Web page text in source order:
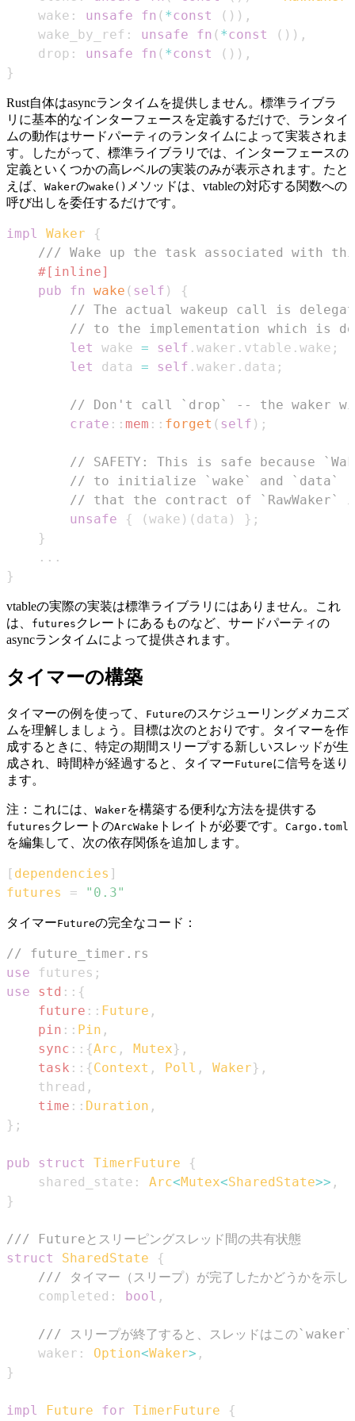
    wake
: unsafe fn ( *const ( ) ) ,
    wake_by_ref
: unsafe fn ( *const ( ) ) ,
    drop
: unsafe fn ( *const ( ) ) ,
}
Rust自体はasyncランタイムを提供しません。標準ライブラ
リに基本的なインターフェースを定義するだけで、ランタイ
ムの動作はサードパーティのランタイムによって実装されま
す。したがって、標準ライブラリでは、インターフェースの
定義といくつかの高レベルの実装のみが表示されます。たと
えば、 Wakerのwake() メソッドは、vtableの対応する関数への
呼び出しを委任するだけです。
impl Waker
{
/// Wake up the task associated with
#[inline]
pub
fn wake ( self )
{
// The actual wakeup call is
// to the implementation which is
let
wake = self . waker . vtable . wake ;
let
data = self . waker . data ;
// Don't call `drop` -- the waker
crate :: mem :: forget ( self ) ;
// SAFETY: This is safe because
// to initialize `wake` and `data`
// that the contract of `RawWaker`
unsafe
{ (wake ) ( data ) } ;
}
...
}
vtableの実際の実装は標準ライブラリにはありません。これ
は、
futures クレートにあるものなど、サードパーティの
asyncランタイムによって提供されます。
タイマーの構築
タイマーの例を使って、 Futureのスケジューリングメカニズ
ムを理解しましょう。目標は次のとおりです。タイマーを作
成するときに、特定の期間スリープする新しいスレッドが生
成され、時間枠が経過すると、タイマーFutureに信号を送り
ます。
注：これには、 Wakerを構築する便利な方法を提供する
futures クレートのArcWake トレイトが必要です。 Cargo.toml
を編集して、次の依存関係を追加します。
[ dependencies ]
futures
= "0.3"
タイマーFutureの完全なコード：
// future_timer.rs
use futures ;
use
std :: {
future :: Future ,
pin :: Pin ,
sync :: {Arc , Mutex} ,
task :: {Context , Poll , Waker} ,
    thread
,
time :: Duration ,
} ;
pub struct TimerFuture
{
    shared_state
: Arc<Mutex<SharedState>> ,
}
/// Futureとスリーピングスレッド間の共有状態
struct
SharedState
{
/// タイマー（スリープ）が完了したかどうかを示し
    completed
: bool ,
/// スリープが終了すると、スレッドはこの
    waker
: Option<Waker> ,
}
impl Future for TimerFuture
{